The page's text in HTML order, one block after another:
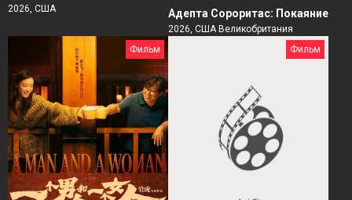
2026, США Адепта Сороритас: Покаяние
2026, США Великобритания
Фильм
Фильм